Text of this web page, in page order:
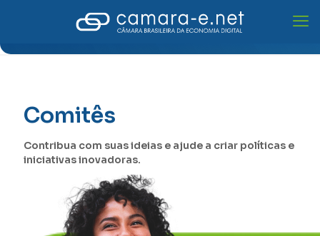
Comitês
Contribua com suas ideias e ajude a criar políticas e
iniciativas inovadoras.